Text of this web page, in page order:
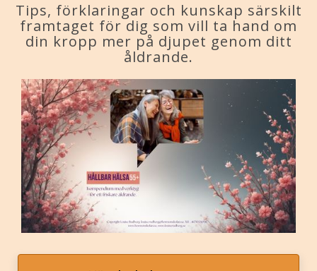
Tips, förklaringar och kunskap särskilt
framtaget för dig som vill ta hand om
din kropp mer på djupet genom ditt
åldrande.